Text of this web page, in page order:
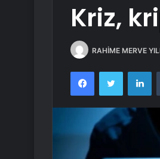
Kriz,
RAHİME MERVE
FacebookTwitter